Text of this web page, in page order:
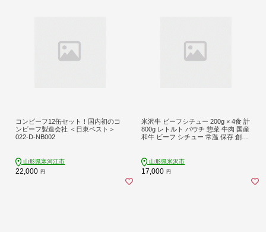
コンビーフ12缶セット！国内初のコ
ンビーフ製造会社 ＜日東ベスト＞
022-D-NB002
山形県寒河江市
22,000 円
米沢牛 ビーフシチュー 200g × 4食 計
800g レトルト パウチ 惣菜 牛肉 国産
和牛 ビーフ シチュー 常温 保存 創業
山形県米沢市
17,000 円